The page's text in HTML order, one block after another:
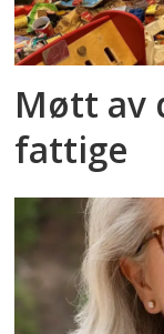
Møtt av
fattige